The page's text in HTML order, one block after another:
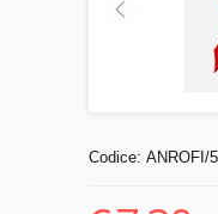
Codice: ANROFI/